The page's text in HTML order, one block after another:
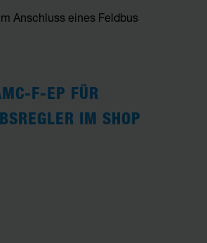
Anschluss eines Feldbus
F-EP FÜR
IM SHOP